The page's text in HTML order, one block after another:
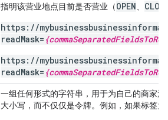
指明该营业地点目前是否营业（OPEN
https://
readMask=
https://
readMask=
一组任何形式的字符串，用于为自己的商家
大小写，而不仅仅是令牌。例如，如果标签为